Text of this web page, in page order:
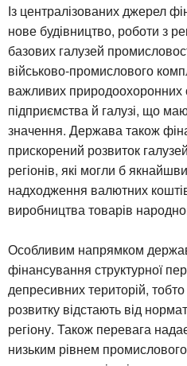
Із централізованих джерел
нове будівництво, роботи з
базових галузей
військово-промислового
важливих природоохоронних
підприємства й галузі, що
значення. Держава також
прискорений розвиток
регіонів, які могли б
надходження валютних
виробництва товарів
Особливим напрямком
фінансування структурної
депресивних територій,
розвитку відстають від
регіону. Також перевага
низьким рівнем